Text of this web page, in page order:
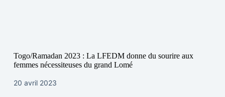
Togo/Ramadan 2023 : La LFEDM donne du sourire aux
femmes nécessiteuses du grand Lomé
20 avril 2023